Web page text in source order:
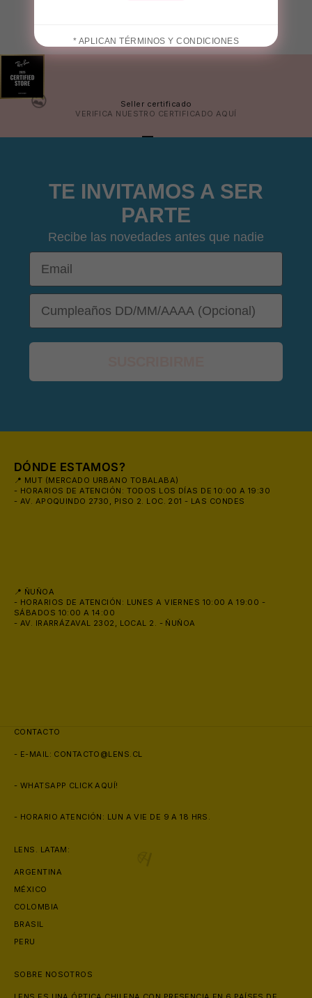
* APLICAN TÉRMINOS Y CONDICIONES
Seller certificado
VERIFICA NUESTRO CERTIFICADO AQUÍ
IR AL ARTÍCULO 1
TE INVITAMOS A SER
PARTE
Recibe las novedades antes que nadie
Email
DOB
DÓNDE ESTAMOS?
📍 MUT (MERCADO URBANO TOBALABA)
- HORARIOS DE ATENCIÓN: TODOS LOS DÍAS DE 10:00 A 19:30
- AV. APOQUINDO 2730, PISO 2. LOC. 201 - LAS CONDES
📍 ÑUÑOA
- HORARIOS DE ATENCIÓN: LUNES A VIERNES 10:00 A 19:00 -
SÁBADOS 10:00 A 14:00
- AV. IRARRÁZAVAL 2302, LOCAL 2. - ÑUÑOA
CONTACTO
- E-MAIL: CONTACTO@LENS.CL
- WHATSAPP CLICK AQUÍ!
- HORARIO ATENCIÓN: LUN A VIE DE 9 A 18 HRS.
LENS. LATAM:
ARGENTINA
MÉXICO
COLOMBIA
BRASIL
PERU
SOBRE NOSOTROS
😎